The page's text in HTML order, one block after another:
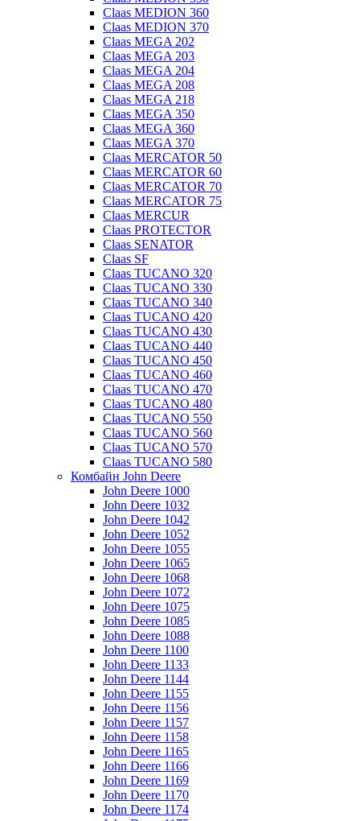
Claas MEDION 360
Claas MEDION 370
Claas MEGA 202
Claas MEGA 203
Claas MEGA 204
Claas MEGA 208
Claas MEGA 218
Claas MEGA 350
Claas MEGA 360
Claas MEGA 370
Claas MERCATOR 50
Claas MERCATOR 60
Claas MERCATOR 70
Claas MERCATOR 75
Claas MERCUR
Claas PROTECTOR
Claas SENATOR
Claas SF
Claas TUCANO 320
Claas TUCANO 330
Claas TUCANO 340
Claas TUCANO 420
Claas TUCANO 430
Claas TUCANO 440
Claas TUCANO 450
Claas TUCANO 460
Claas TUCANO 470
Claas TUCANO 480
Claas TUCANO 550
Claas TUCANO 560
Claas TUCANO 570
Claas TUCANO 580
Комбайн John Deere
John Deere 1000
John Deere 1032
John Deere 1042
John Deere 1052
John Deere 1055
John Deere 1065
John Deere 1068
John Deere 1072
John Deere 1075
John Deere 1085
John Deere 1088
John Deere 1100
John Deere 1133
John Deere 1144
John Deere 1155
John Deere 1156
John Deere 1157
John Deere 1158
John Deere 1165
John Deere 1166
John Deere 1169
John Deere 1170
John Deere 1174